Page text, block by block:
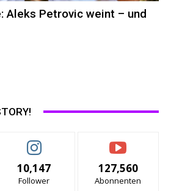
Aleks Petrovic weint – und
10,147
Follower
127,560
Abonnenten